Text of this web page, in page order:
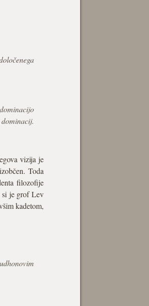
vizija je
Toda
filozofije
si je grof Lev
kadetom,